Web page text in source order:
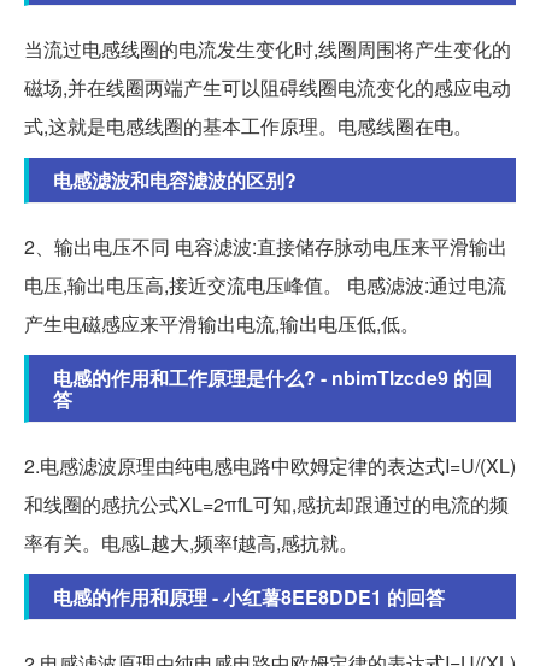
当流过电感线圈的电流发生变化时,线圈周围将产生变化的
磁场,并在线圈两端产生可以阻碍线圈电流变化的感应电动
式,这就是电感线圈的基本工作原理。电感线圈在电。
电感滤波和电容滤波的区别?
2、输出电压不同 电容滤波:直接储存脉动电压来平滑输出
电压,输出电压高,接近交流电压峰值。 电感滤波:通过电流
产生电磁感应来平滑输出电流,输出电压低,低。
电感的作用和工作原理是什么? - nbimTlzcde9 的回
答
2.电感滤波原理由纯电感电路中欧姆定律的表达式I=U/(XL)
和线圈的感抗公式XL=2πfL可知,感抗却跟通过的电流的频
率有关。电感L越大,频率f越高,感抗就。
电感的作用和原理 - 小红薯8EE8DDE1 的回答